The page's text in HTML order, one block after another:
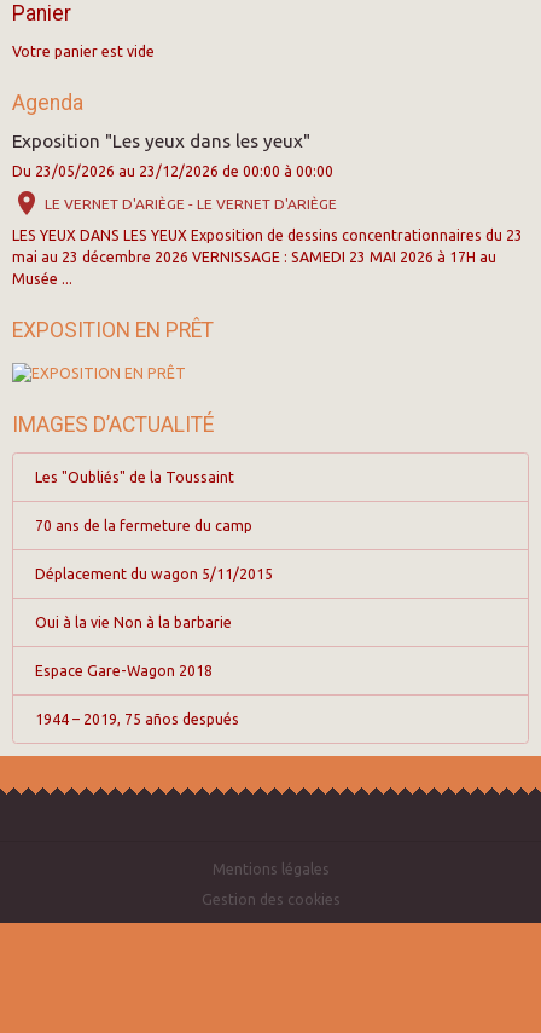
Panier
Votre panier est vide
Agenda
Exposition "Les yeux dans les yeux"
Du 23/05/2026 au 23/12/2026 de 00:00 à 00:00
LE VERNET D'ARIÈGE - LE VERNET D'ARIÈGE
LES YEUX DANS LES YEUX Exposition de dessins concentrationnaires du 23
mai au 23 décembre 2026 VERNISSAGE : SAMEDI 23 MAI 2026 à 17H au
Musée ...
EXPOSITION EN PRÊT
IMAGES D’ACTUALITÉ
Les "Oubliés" de la Toussaint
70 ans de la fermeture du camp
Déplacement du wagon 5/11/2015
Oui à la vie Non à la barbarie
Espace Gare-Wagon 2018
1944 – 2019, 75 años después
Mentions légales
Gestion des cookies